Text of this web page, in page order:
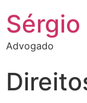
Advogado